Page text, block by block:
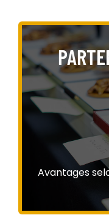
Avantages